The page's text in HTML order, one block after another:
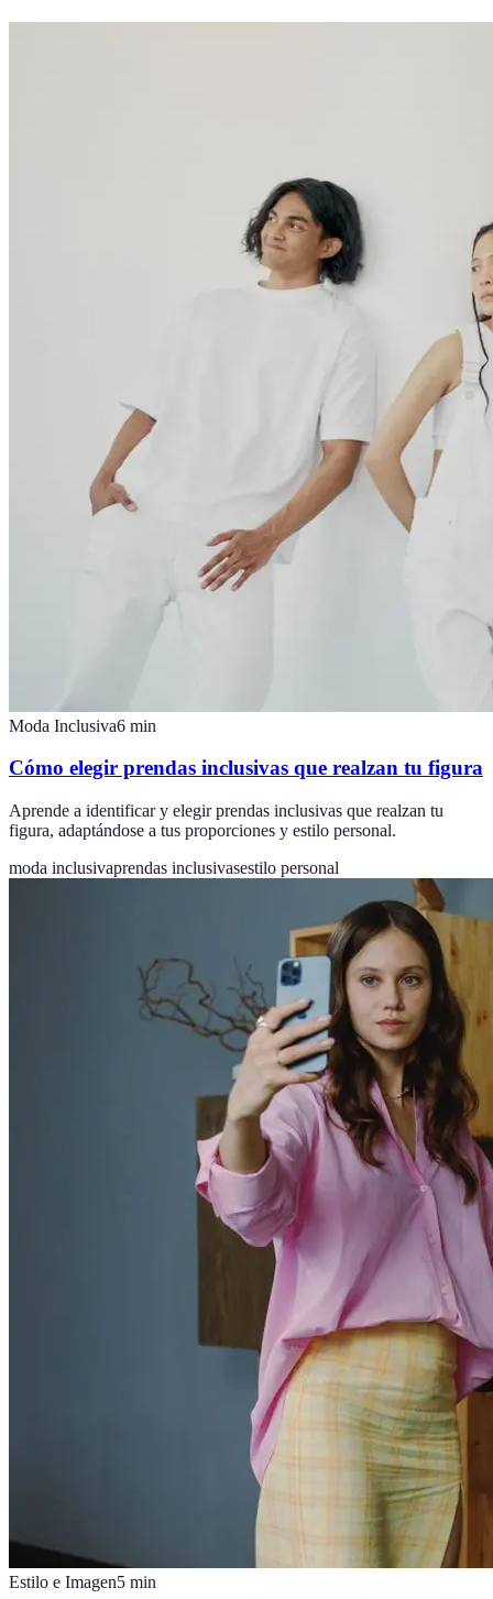
Moda Inclusiva6 min
Cómo elegir prendas inclusivas que realzan tu figura
Aprende a identificar y elegir prendas inclusivas que realzan tu
figura, adaptándose a tus proporciones y estilo personal.
moda inclusivaprendas inclusivasestilo personal
Estilo e Imagen5 min